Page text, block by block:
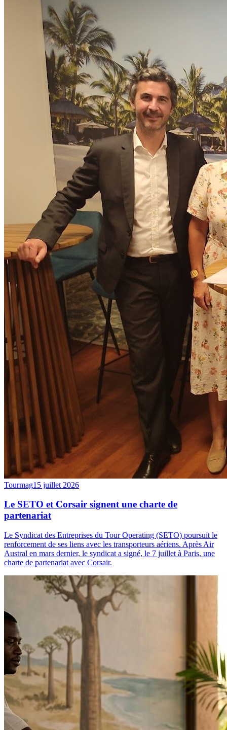
Tourmag15 juillet 2026
Le SETO et Corsair signent une charte de
partenariat
Le Syndicat des Entreprises du Tour Operating (SETO) poursuit le
renforcement de ses liens avec les transporteurs aériens. Après Air
Austral en mars dernier, le syndicat a signé, le 7 juillet à Paris, une
charte de partenariat avec Corsair.